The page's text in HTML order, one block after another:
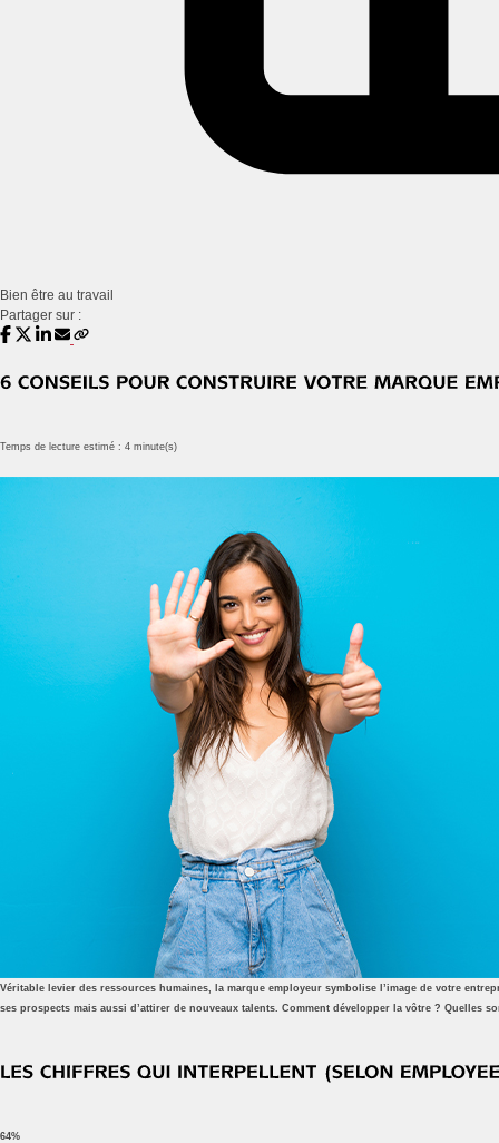
Bien être au travail
Partager sur :
Temps de lecture estimé : 4 minute(s)
Véritable levier des ressources humaines, la marque employeur symbolise l’image de votre
ses prospects mais aussi d’attirer de nouveaux talents. Comment développer la vôtre ? Quelles
64%